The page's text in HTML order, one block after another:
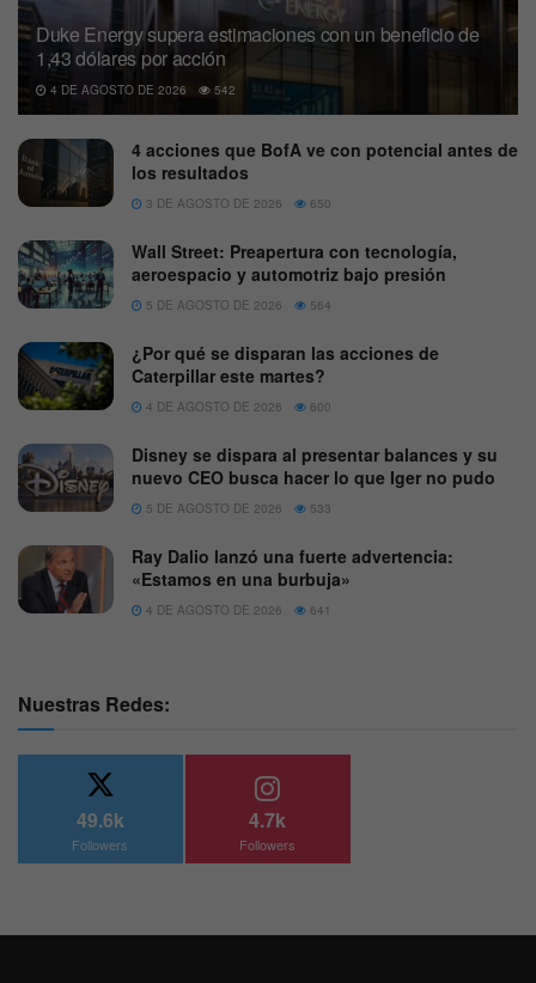
Duke Energy supera estimaciones con un beneficio de
1,43 dólares por acción
4 DE AGOSTO DE 2026 542
4 acciones que BofA ve con potencial antes de
los resultados
3 DE AGOSTO DE 2026 650
Wall Street: Preapertura con tecnología,
aeroespacio y automotriz bajo presión
5 DE AGOSTO DE 2026 564
¿Por qué se disparan las acciones de
Caterpillar este martes?
4 DE AGOSTO DE 2026 600
Disney se dispara al presentar balances y su
nuevo CEO busca hacer lo que Iger no pudo
5 DE AGOSTO DE 2026 533
Ray Dalio lanzó una fuerte advertencia:
«Estamos en una burbuja»
4 DE AGOSTO DE 2026 641
Nuestras Redes:
49.6k
Followers
4.7k
Followers